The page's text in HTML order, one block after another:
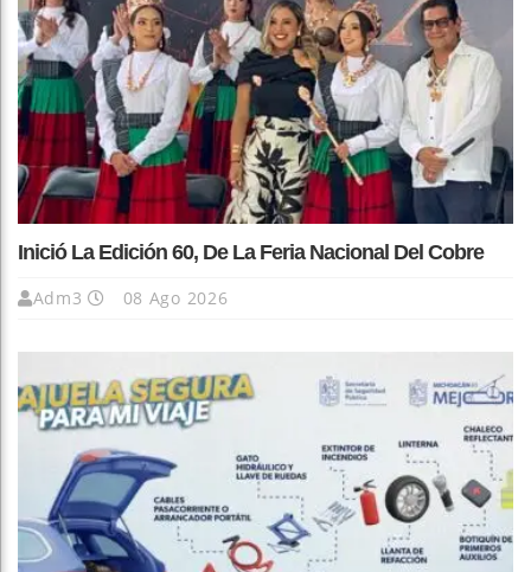
Inició La Edición 60, De La Feria Nacional Del Cobre
Adm3 08 Ago 2026